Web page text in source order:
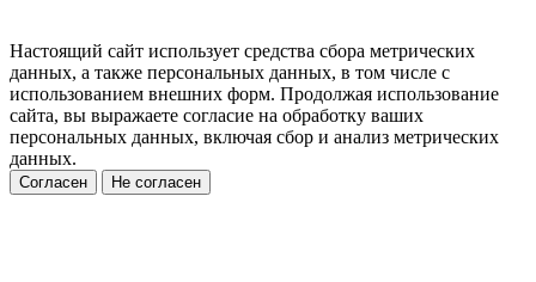
Настоящий сайт использует средства сбора метрических
данных, а также персональных данных, в том числе с
использованием внешних форм. Продолжая использование
сайта, вы выражаете согласие на обработку ваших
персональных данных, включая сбор и анализ метрических
данных.
Согласен Не согласен